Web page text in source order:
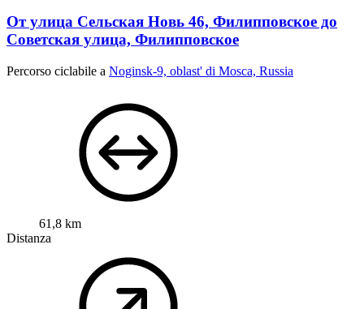
От улица Сельская Новь 46, Филипповское до
Советская улица, Филипповское
Percorso ciclabile a Noginsk-9, oblast' di Mosca, Russia
61,8 km
Distanza